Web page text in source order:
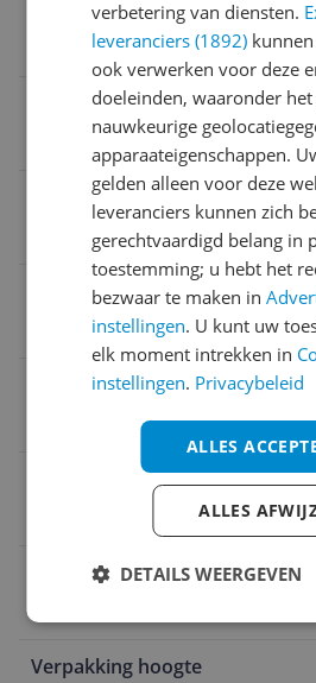
Met sensor
Geschikt voor babykamer
Lichtbron verwijderbaar
Aansluitspanning
Type sensor
Verpakking lengte
Levensduur lichtbronnen
25.000 uur
Verpakking hoogte
verbetering van diensten.
leveranciers (1892)
ook verwerken voor deze
doeleinden, waaronder
nauwkeurige
apparaateigenschappen.
gelden alleen voor deze
leveranciers kunnen zich
gerechtvaardigd belang in
toestemming; u hebt het
bezwaar te maken in
instellingen. U kunt uw
elk moment intrekken in
instellingen. Privacybeleid
ALLES
ALLES
DETAILS WEERGEVEN